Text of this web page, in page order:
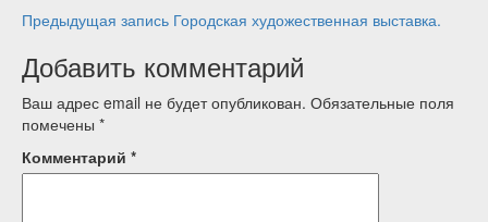
Навигация
по
записям
Предыдущая запись Городская художественная выставка.
Добавить комментарий
Ваш адрес email не будет опубликован. Обязательные поля
помечены *
Комментарий *